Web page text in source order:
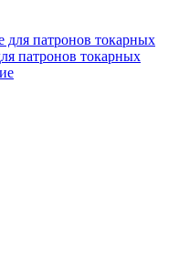
патронов токарных